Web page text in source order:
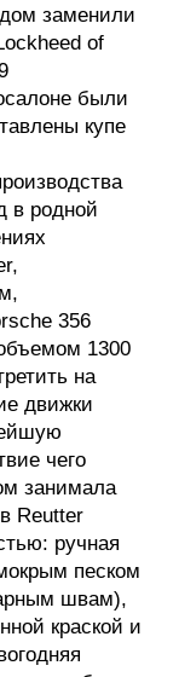
заменили
of
были
купе
в родной
356
1300
на
движки
чего
занимала
Reutter
ручная
песком
швам),
краской и